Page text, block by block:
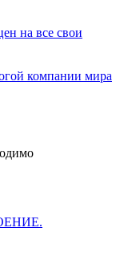
на все свои
компании мира